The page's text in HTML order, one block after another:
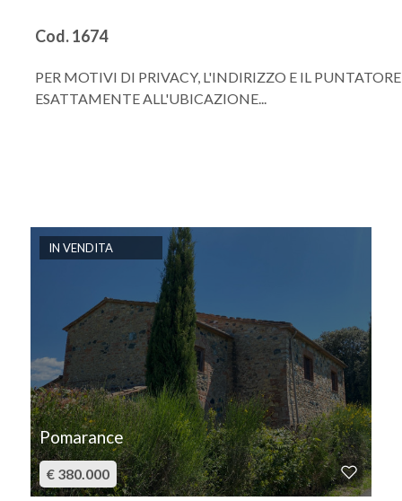
Cod. 1674
PER MOTIVI DI PRIVACY, L'INDIRIZZO E IL
ESATTAMENTE ALL'UBICAZIONE...
IN VENDITA
Pomarance
€ 380.000